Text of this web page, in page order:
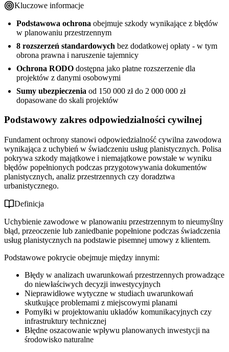
Kluczowe informacje
Podstawowa ochrona obejmuje szkody wynikające z błędów
w planowaniu przestrzennym
8 rozszerzeń standardowych bez dodatkowej opłaty - w tym
obrona prawna i naruszenie tajemnicy
Ochrona RODO dostępna jako płatne rozszerzenie dla
projektów z danymi osobowymi
Sumy ubezpieczenia od 150 000 zł do 2 000 000 zł
dopasowane do skali projektów
Podstawowy zakres odpowiedzialności cywilnej
Fundament ochrony stanowi odpowiedzialność cywilna zawodowa
wynikająca z uchybień w świadczeniu usług planistycznych. Polisa
pokrywa szkody majątkowe i niemajątkowe powstałe w wyniku
błędów popełnionych podczas przygotowywania dokumentów
planistycznych, analiz przestrzennych czy doradztwa
urbanistycznego.
Definicja
Uchybienie zawodowe w planowaniu przestrzennym to nieumyślny
błąd, przeoczenie lub zaniedbanie popełnione podczas świadczenia
usług planistycznych na podstawie pisemnej umowy z klientem.
Podstawowe pokrycie obejmuje między innymi:
Błędy w analizach uwarunkowań przestrzennych prowadzące
do niewłaściwych decyzji inwestycyjnych
Nieprawidłowe wytyczne w studiach uwarunkowań
skutkujące problemami z miejscowymi planami
Pomyłki w projektowaniu układów komunikacyjnych czy
infrastruktury technicznej
Błędne oszacowanie wpływu planowanych inwestycji na
środowisko naturalne